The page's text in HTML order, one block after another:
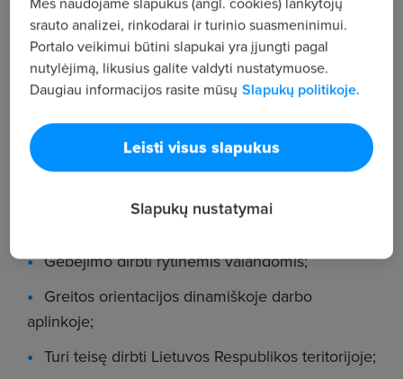
KO TIKIMĖS IŠ TAVĘS:
Patirties dirbant virtuvėje arba didelio noro
mokytis;
Komandinio darbo ir noro padėti kolegoms;
Kad esi draugiška ir komunikabili asmenybė;
Atsakingo požiūrio į darbą, tvarką ir maisto
Gebėjimo dirbti rytinėmis valandomis;
Greitos orientacijos dinamiškoje darbo
aplinkoje;
Turi teisę dirbti Lietuvos Respublikos teritorijoje;
srauto analizei, rinkodarai ir turinio suasmeninimui.
Portalo veikimui būtini slapukai yra įjungti pagal
nutylėjimą, likusius galite valdyti nustatymuose.
Daugiau informacijos rasite mūsų Slapukų politikoje.
Leisti visus slapukus
Slapukų nustatymai